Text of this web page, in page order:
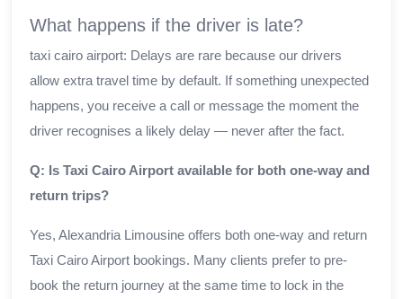
What happens if the driver is late?
taxi cairo airport: Delays are rare because our drivers
allow extra travel time by default. If something unexpected
happens, you receive a call or message the moment the
driver recognises a likely delay — never after the fact.
Q: Is Taxi Cairo Airport available for both one-way and
return trips?
Yes, Alexandria Limousine offers both one-way and return
Taxi Cairo Airport bookings. Many clients prefer to pre-
book the return journey at the same time to lock in the